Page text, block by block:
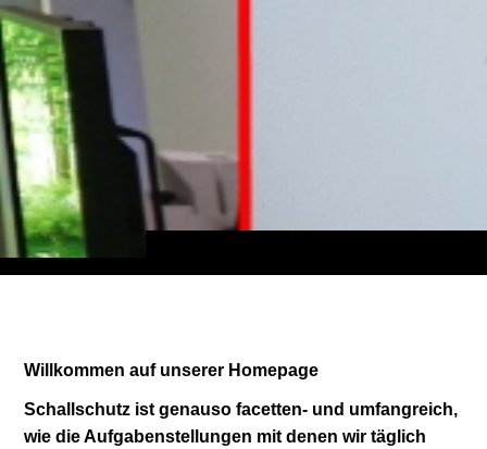
Willkommen auf unserer Homepage
Schallschutz ist genauso facetten- und umfangreich,
wie die Aufgabenstellungen mit denen wir täglich